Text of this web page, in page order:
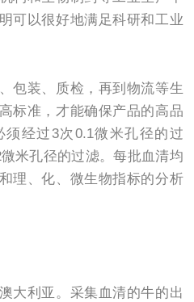
可以很好地满足科研和工业
包装、质检，再到物流等生
标准，才能确保产品的高品
须经过 3次0.1微米孔径的过
微米孔径的过滤。每批血清均
理、化、微生物指标的分析
大利亚。采集血清的牛的出